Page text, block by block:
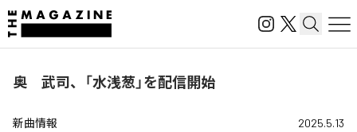
奥 武司、「水浅葱」を配信開始
新曲情報 2025.5.13